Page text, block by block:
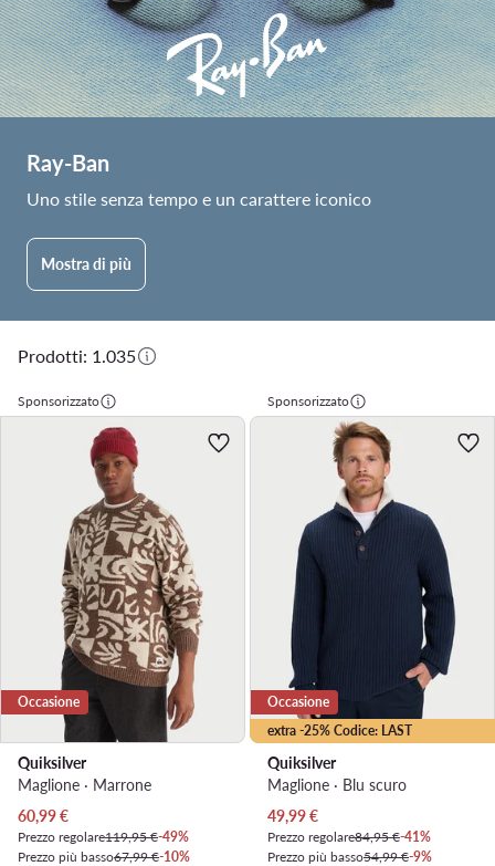
Ray-Ban
Uno stile senza tempo e un carattere iconico
Mostra di più
Prodotti: 1.035
Sponsorizzato
Occasione
Quiksilver
Maglione · Marrone
Prezzo attuale
60,99€
Prezzo regolare119,95 €-49%
Prezzo più basso67,99 €-10%
Sponsorizzato
extra -25% Codice: LAST
Occasione
Quiksilver
Maglione · Blu scuro
Prezzo attuale
49,99€
Prezzo regolare84,95 €-41%
Prezzo più basso54,99 €-9%